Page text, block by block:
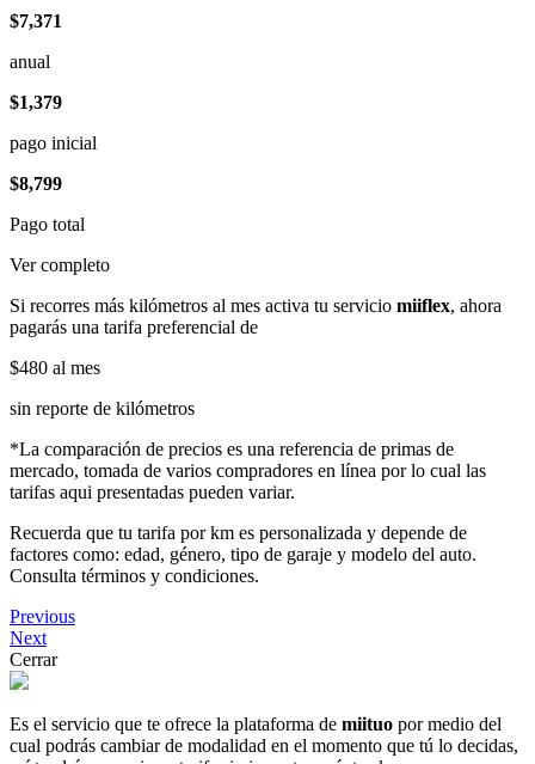
$7,371
anual
$1,379
pago inicial
$8,799
Pago total
Ver completo
Si recorres más kilómetros al mes activa tu servicio miiflex, ahora
pagarás una tarifa preferencial de
$480 al mes
sin reporte de kilómetros
*La comparación de precios es una referencia de primas de
mercado, tomada de varios compradores en línea por lo cual las
tarifas aqui presentadas pueden variar.
Recuerda que tu tarifa por km es personalizada y depende de
factores como: edad, género, tipo de garaje y modelo del auto.
Consulta términos y condiciones.
Previous
Next
Cerrar
Es el servicio que te ofrece la plataforma de miituo por medio del
cual podrás cambiar de modalidad en el momento que tú lo decidas,